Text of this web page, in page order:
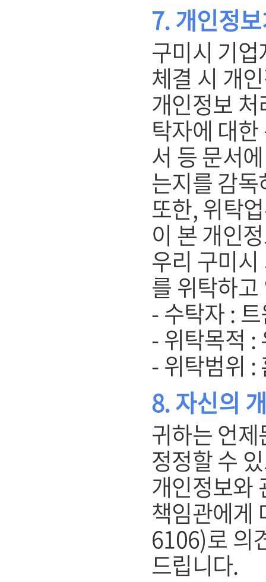
7. 개인정
구미시 기
체결 시 개
개인정보
탁자에 대
서 등 문서
는지를 감
또한, 위탁
이 본 개인
우리 구미
를 위탁하
- 수탁자 :
- 위탁목적 :
- 위탁범위 :
8. 자신의
귀하는 언
정정할 수
개인정보와
책임관에
6106)로 의
드립니다.